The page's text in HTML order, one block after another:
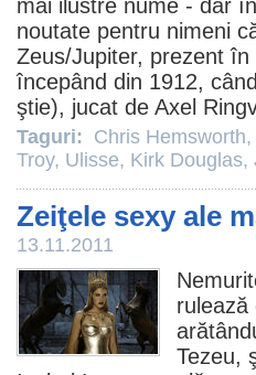
mai ilustre nume - dar
noutate pentru nimeni
Zeus/Jupiter, prezent
începând din 1912,
ştie), jucat de Axel
Taguri: Chris Hemsworth,
Troy, Ulisse, Kirk Douglas,
Zeiţele sexy ale
13.11.2011
rulează
Tezeu,